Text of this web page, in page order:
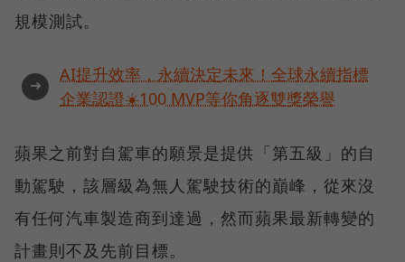
規模測試。
➜
AI提升效率，永續決定未來！全球永續指標
企業認證☀️100 MVP等你角逐雙獎榮譽
蘋果之前對自駕車的願景是提供「第五級」的自
動駕駛，該層級為無人駕駛技術的巔峰，從來沒
有任何汽車製造商到達過，然而蘋果最新轉變的
計畫則不及先前目標。